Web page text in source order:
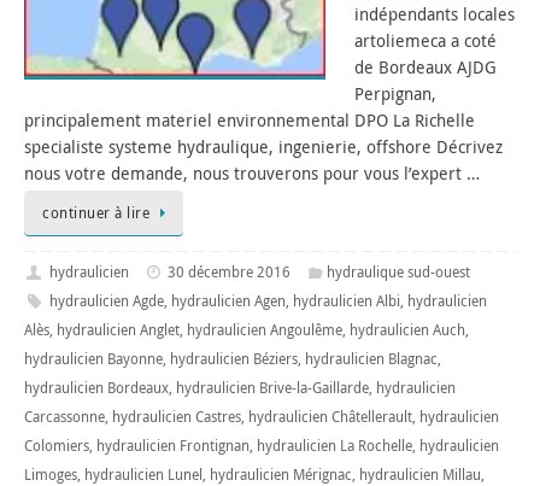
indépendants locales
artoliemeca a coté
de Bordeaux AJDG
Perpignan,
principalement materiel environnemental DPO La Richelle
specialiste systeme hydraulique, ingenierie, offshore Décrivez
nous votre demande, nous trouverons pour vous l’expert …
continuer à lire
hydraulicien 30 décembre 2016
hydraulique sud-ouest
hydraulicien Agde, hydraulicien Agen, hydraulicien Albi, hydraulicien
Alès, hydraulicien Anglet, hydraulicien Angoulême, hydraulicien Auch,
hydraulicien Bayonne, hydraulicien Béziers, hydraulicien Blagnac,
hydraulicien Bordeaux, hydraulicien Brive-la-Gaillarde, hydraulicien
Carcassonne, hydraulicien Castres, hydraulicien Châtellerault, hydraulicien
Colomiers, hydraulicien Frontignan, hydraulicien La Rochelle, hydraulicien
Limoges, hydraulicien Lunel, hydraulicien Mérignac, hydraulicien Millau,